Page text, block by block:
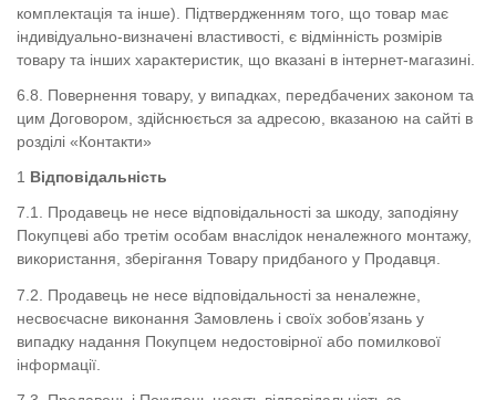
комплектація та інше).
Підтвердженням того, що товар має
індивідуально-визначені властивості, є відмінність розмірів
товару та інших характеристик, що вказані в інтернет-магазині.
6.8.
Повернення товару, у випадках, передбачених законом та
цим Договором, здійснюється за адресою, вказаною на сайті в
розділі «Контакти»
Відповідальність
7.1. Продавець не несе відповідальності за шкоду, заподіяну
Покупцеві або третім особам внаслідок неналежного монтажу,
використання, зберігання Товару придбаного у Продавця.
7.2.
Продавець не несе відповідальності за неналежне,
несвоєчасне виконання Замовлень і своїх зобов’язань у
випадку надання Покупцем недостовірної або помилкової
інформації.